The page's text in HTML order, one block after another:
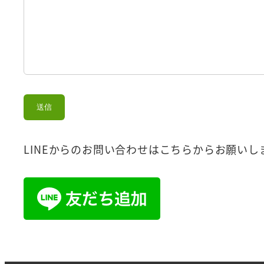
LINEからのお問い合わせはこちらからお願いし